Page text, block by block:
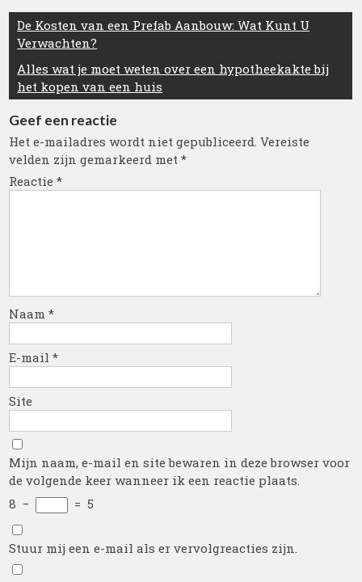
Berichtnavigatie
De Kosten van een Prefab Aanbouw: Wat Kunt U
Verwachten?
Alles wat je moet weten over een hypotheekakte bij
het kopen van een huis
Geef een reactie
Het e-mailadres wordt niet gepubliceerd. Vereiste
velden zijn gemarkeerd met*
Reactie*
Naam*
E-mail*
Site
Mijn naam, e-mail en site bewaren in deze browser voor
de volgende keer wanneer ik een reactie plaats.
8 − = 5
Stuur mij een e-mail als er vervolgreacties zijn.